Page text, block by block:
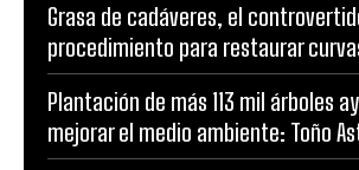
Grasa de cadáveres, el
procedimiento para restaurar
Plantación de más 113 mil árboles
mejorar el medio ambiente: Toño